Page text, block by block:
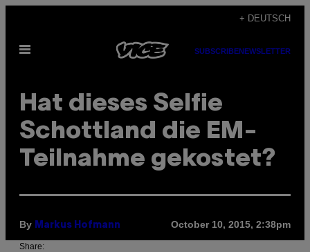
content
+ DEUTSCH
Open
SUBSCRIBENEWSLETTER
Hat dieses Selfie
Schottland die EM-
Teilnahme gekostet?
By Markus Hofmann October 10, 2015, 2:38pm
Share: